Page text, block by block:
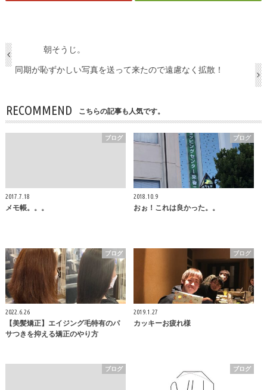
朝そうじ。
同期が恥ずかしい写真を送って来たので遠慮なく拡散！
RECOMMEND こちらの記事も人気です。
ブログ
2017.7.18
メモ帳。。。
ブログ
2018.10.9
おぉ！これは良かった。。
ブログ
2022.6.26
【美髪矯正】エイジング毛特有のパ
サつきを抑える矯正のやり方
ブログ
2019.1.27
カッキーお疲れ様
ブログ ブログ